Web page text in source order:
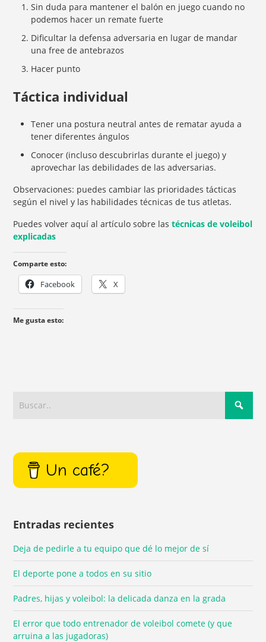
Sin duda para mantener el balón en juego cuando no
podemos hacer un remate fuerte
Dificultar la defensa adversaria en lugar de mandar
una free de antebrazos
Hacer punto
Táctica individual
Tener una postura neutral antes de rematar ayuda a
tener diferentes ángulos
Conocer (incluso descubrirlas durante el juego) y
aprovechar las debilidades de las adversarias.
Observaciones: puedes cambiar las prioridades tácticas
según el nivel y las habilidades técnicas de tus atletas.
Puedes volver aquí al artículo sobre lastécnicas de voleibol
explicadas
Comparte esto:
Facebook X
Me gusta esto:
Un café?
Entradas recientes
Deja de pedirle a tu equipo que dé lo mejor de sí
El deporte pone a todos en su sitio
Padres, hijas y voleibol: la delicada danza en la grada
El error que todo entrenador de voleibol comete (y que
arruina a las jugadoras)